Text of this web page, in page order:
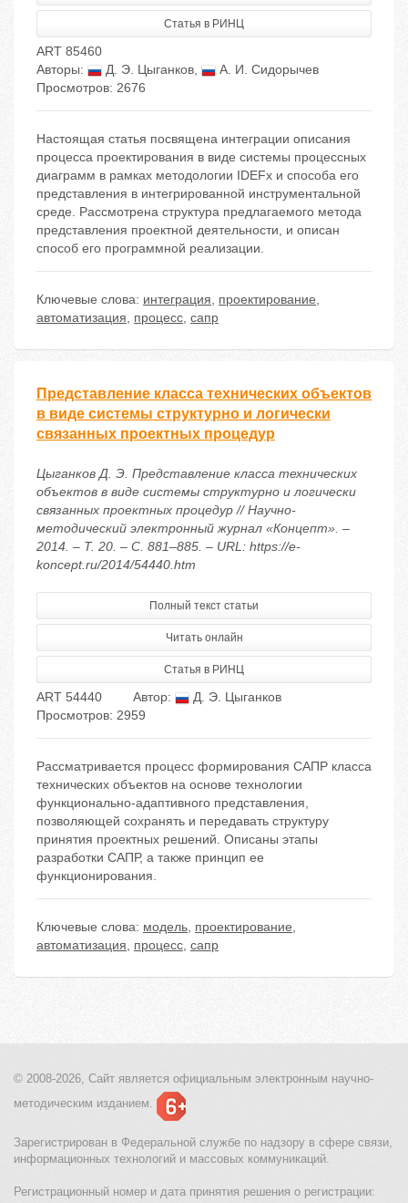
Статья в РИНЦ
ART 85460
Авторы:
Д. Э. Цыганков,
А. И. Сидорычев
Просмотров: 2676
Настоящая статья посвящена интеграции описания
процесса проектирования в виде системы процессных
диаграмм в рамках методологии IDEFx и способа его
представления в интегрированной инструментальной
среде. Рассмотрена структура предлагаемого метода
представления проектной деятельности, и описан
способ его программной реализации.
Ключевые слова: интеграция, проектирование,
автоматизация, процесс, сапр
Представление класса технических объектов
в виде системы структурно и логически
связанных проектных процедур
Цыганков Д. Э. Представление класса технических
объектов в виде системы структурно и логически
связанных проектных процедур // Научно-
методический электронный журнал «Концепт». –
2014. – Т. 20. – С. 881–885. – URL: https://e-
koncept.ru/2014/54440.htm
Полный текст статьи
Читать онлайн
Статья в РИНЦ
ART 54440 Автор:
Д. Э. Цыганков
Просмотров: 2959
Рассматривается процесс формирования САПР класса
технических объектов на основе технологии
функционально-адаптивного представления,
позволяющей сохранять и передавать структуру
принятия проектных решений. Описаны этапы
разработки САПР, а также принцип ее
функционирования.
Ключевые слова: модель, проектирование,
автоматизация, процесс, сапр
© 2008-2026, Сайт является официальным электронным научно-
методическим изданием.
Зарегистрирован в Федеральной службе по надзору в сфере связи,
информационных технологий и массовых коммуникаций.
Регистрационный номер и дата принятия решения о регистрации: